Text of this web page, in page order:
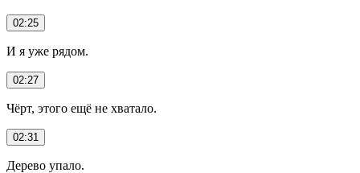
02:25
И я уже рядом.
02:27
Чёрт, этого ещё не хватало.
02:31
Дерево упало.